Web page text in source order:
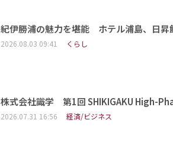
紀伊勝浦の魅力を堪能 ホテル浦島、日昇
2026.08.03 09:41 くらし
株式会社識学 第1回 SHIKIGAKU High-
2026.07.31 16:56 経済/ビジネス